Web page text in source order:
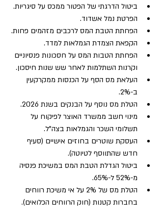
ביטול הדרגתי של הפטור ממכס על סיגריות.
הפרטת נמל אשדוד.
הפחתת הטבת המס לרכבים מזהמים פחות.
הקפאת הצמדת הגמלאות למדד.
הפחתת הטבות המס על חסכונות פנסיוניים
וקרנות השתלמות לאחר שש שנות חיסכון.
העלאת מס הסף על הכנסות ממקרקעין
ב-2%.
הטלת מס נוסף על הבנקים בשנת 2026.
מינוי חשב ממשרד האוצר לפיקוח על
תשלומי השכר והגמלאות בצה"ל.
העסקת שוטרים בחוזים אישיים (סעיף
חדש שהתווסף לטיוטה).
ביטול הגדלת הטבת המס במשיכת פנסיה
מ-52% ל-65%.
הטלת מס של 2% על אי משיכת רווחים
בחברות קטנות (חוק הרווחים הכלואים).